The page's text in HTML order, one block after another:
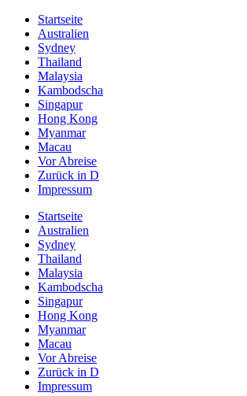
Startseite
Australien
Sydney
Thailand
Malaysia
Kambodscha
Singapur
Hong Kong
Myanmar
Macau
Vor Abreise
Zurück in D
Impressum
Startseite
Australien
Sydney
Thailand
Malaysia
Kambodscha
Singapur
Hong Kong
Myanmar
Macau
Vor Abreise
Zurück in D
Impressum